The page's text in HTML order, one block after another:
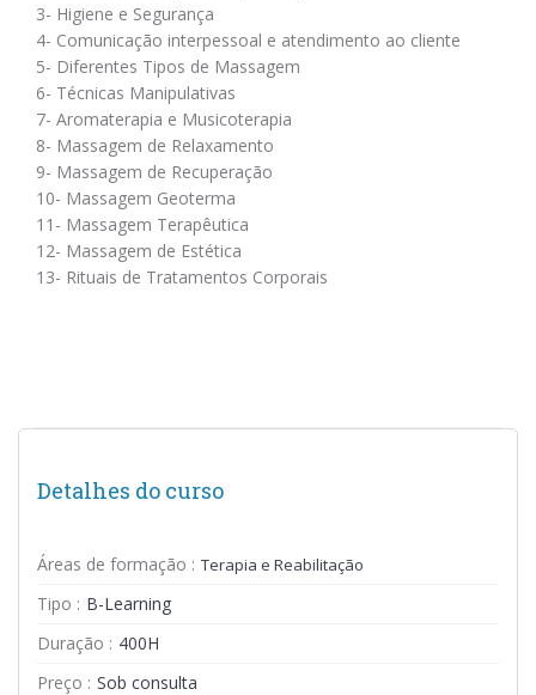
3- Higiene e Segurança
4- Comunicação interpessoal e atendimento ao cliente
5- Diferentes Tipos de Massagem
6- Técnicas Manipulativas
7- Aromaterapia e Musicoterapia
8- Massagem de Relaxamento
9- Massagem de Recuperação
10- Massagem Geoterma
11- Massagem Terapêutica
12- Massagem de Estética
13- Rituais de Tratamentos Corporais
Detalhes do curso
Áreas de formação : Terapia e Reabilitação
Tipo : B-Learning
Duração : 400H
Preço : Sob consulta